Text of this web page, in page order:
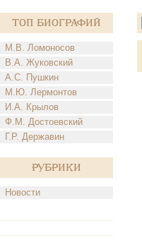
Топ Биографий
М.В. Ломоносов
В.А. Жуковский
А.С. Пушкин
М.Ю. Лермонтов
И.А. Крылов
Ф.М. Достоевский
Г.Р. Державин
Рубрики
Новости